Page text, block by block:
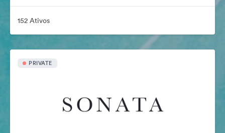
152 Ativos
PRIVATE